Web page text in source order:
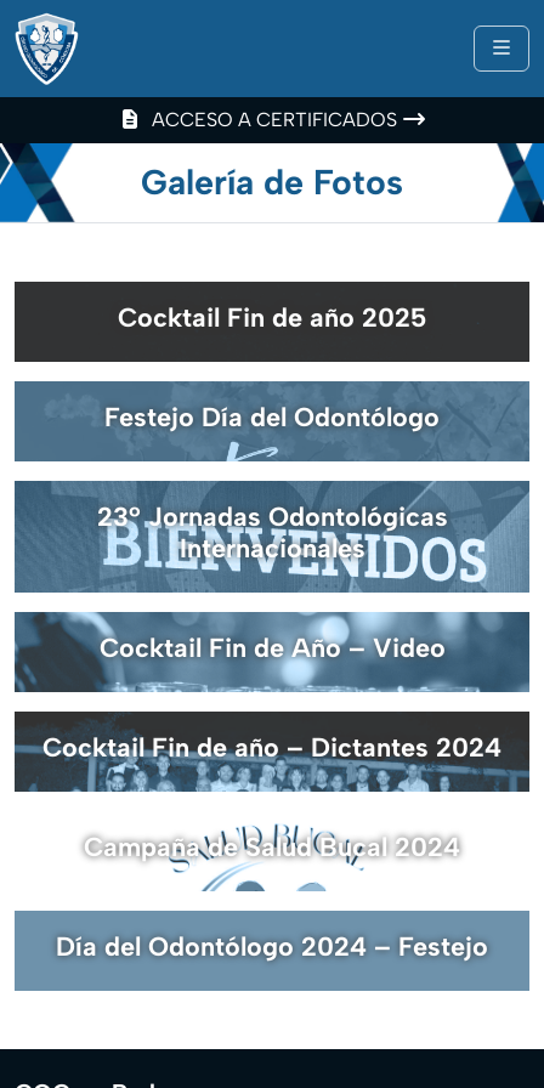
ACCESO A CERTIFICADOS
Galería de Fotos
Cocktail Fin de año 2025
Festejo Día del Odontólogo
23º Jornadas Odontológicas
Internacionales
Cocktail Fin de Año – Video
Cocktail Fin de año – Dictantes 2024
Campaña de Salud Bucal 2024
Día del Odontólogo 2024 – Festejo